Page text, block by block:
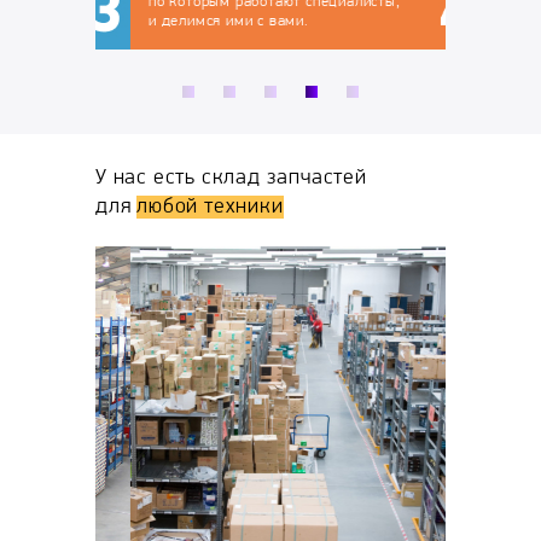
и делимся ими с вами.
У нас есть склад запчастей
длялюбой техники